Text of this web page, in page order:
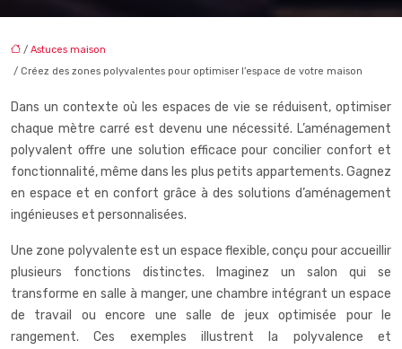
/ Astuces maison
/ Créez des zones polyvalentes pour optimiser l’espace de votre maison
Dans un contexte où les espaces de vie se réduisent, optimiser
chaque mètre carré est devenu une nécessité. L’aménagement
polyvalent offre une solution efficace pour concilier confort et
fonctionnalité, même dans les plus petits appartements. Gagnez
en espace et en confort grâce à des solutions d’aménagement
ingénieuses et personnalisées.
Une zone polyvalente est un espace flexible, conçu pour accueillir
plusieurs fonctions distinctes. Imaginez un salon qui se
transforme en salle à manger, une chambre intégrant un espace
de travail ou encore une salle de jeux optimisée pour le
rangement. Ces exemples illustrent la polyvalence et